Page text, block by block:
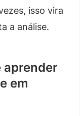
isso vira
a análise.
aprender
em